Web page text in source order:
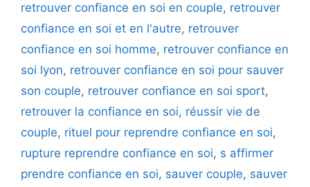
retrouver confiance en soi en couple, retrouver
confiance en soi et en l'autre, retrouver
confiance en soi homme, retrouver confiance en
soi lyon, retrouver confiance en soi pour sauver
son couple, retrouver confiance en soi sport,
retrouver la confiance en soi, réussir vie de
couple, rituel pour reprendre confiance en soi,
rupture reprendre confiance en soi, s affirmer
prendre confiance en soi, sauver couple, sauver